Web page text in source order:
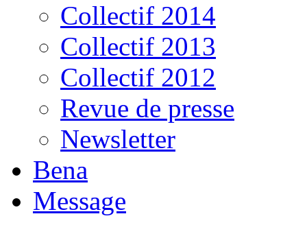
Collectif 2014
Collectif 2013
Collectif 2012
Revue de presse
Newsletter
Bena
Message